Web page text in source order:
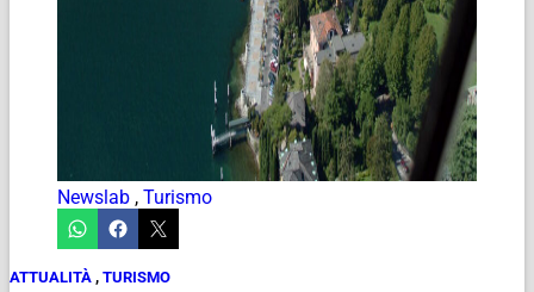
Newslab , Turismo
ATTUALITÀ , TURISMO